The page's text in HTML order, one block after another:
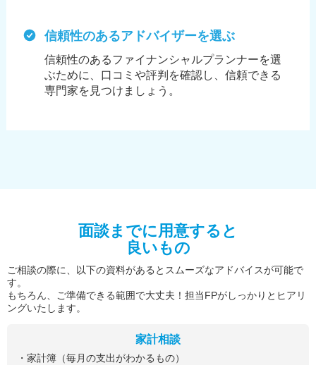
信頼性のあるアドバイザーを選ぶ
信頼性のあるファイナンシャルプランナーを選
ぶために、 口コミや評判を確認し、信頼できる
専門家を見つけましょう。
面談までに用意すると
良いもの
ご相談の際に、以下の資料があるとスムーズなアドバイスが可能で
す。
もちろん、ご準備できる範囲で大丈夫！担当FPがしっかりとヒアリ
ングいたします。
家計相談
・家計簿（毎月の支出がわかるもの）